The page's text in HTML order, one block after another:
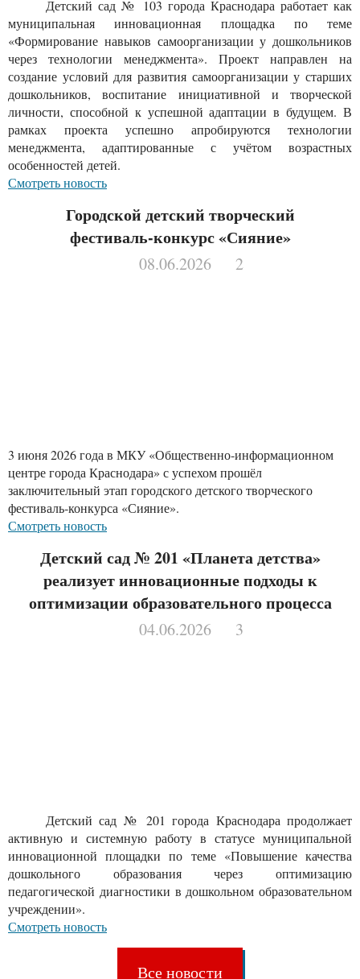
Детский сад № 103 города Краснодара работает как
муниципальная инновационная площадка по теме
«Формирование навыков самоорганизации у дошкольников
через технологии менеджмента». Проект направлен на
создание условий для развития самоорганизации у старших
дошкольников, воспитание инициативной и творческой
личности, способной к успешной адаптации в будущем. В
рамках проекта успешно апробируются технологии
менеджмента, адаптированные с учётом возрастных
особенностей детей.
Смотреть новость
Городской детский творческий
фестиваль‑конкурс «Сияние»
08.06.2026 2
3 июня 2026 года в МКУ «Общественно‑информационном
центре города Краснодара» с успехом прошёл
заключительный этап городского детского творческого
фестиваль‑конкурса «Сияние».
Смотреть новость
Детский сад № 201 «Планета детства»
реализует инновационные подходы к
оптимизации образовательного процесса
04.06.2026 3
Детский сад № 201 города Краснодара продолжает
активную и системную работу в статусе муниципальной
инновационной площадки по теме «Повышение качества
дошкольного образования через оптимизацию
педагогической диагностики в дошкольном образовательном
учреждении».
Смотреть новость
все новости